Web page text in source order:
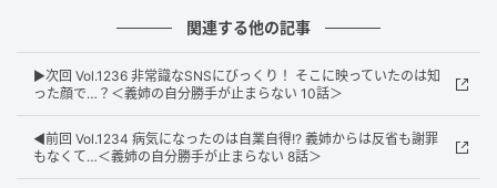
関連する他の記事
▶︎次回 Vol.1236 非常識なSNSにびっくり！ そこに映っていたのは知
った顔で…？＜義姉の自分勝手が止まらない 10話＞
◀︎前回 Vol.1234 病気になったのは自業自得!? 義姉からは反省も謝罪
もなくて…＜義姉の自分勝手が止まらない 8話＞